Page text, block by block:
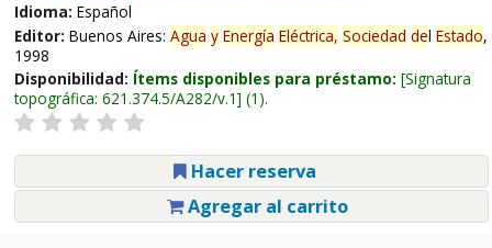
Idioma: Español
Editor: Buenos Aires: Agua y Energía Eléctrica, Sociedad del Estado,
1998
Disponibilidad: Ítems disponibles para préstamo: Signatura
topográfica: 621.374.5/A282/v.1 (1).
Hacer reserva
Agregar al carrito